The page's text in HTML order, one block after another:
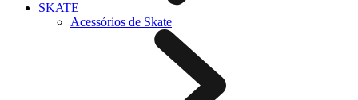
SKATE
Acessórios de Skate